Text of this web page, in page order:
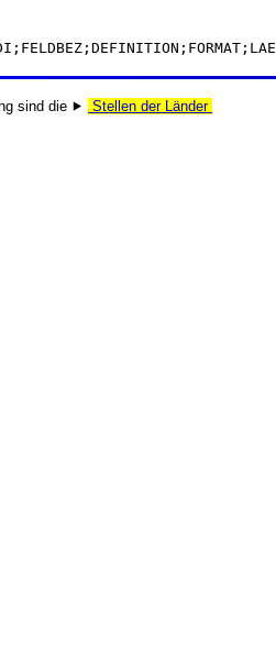
sind die ⯈
Stellen der Länder